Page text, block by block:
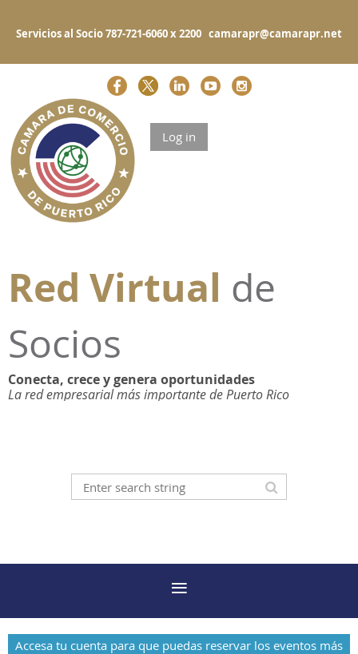
Servicios al Socio 787-721-6060 x 2200 camarapr@camarapr.net
Log in
Red Virtual de
Socios
Conecta, crece y genera oportunidades
La red empresarial más importante de Puerto Rico
Accesa tu cuenta para que puedas reservar los eventos más